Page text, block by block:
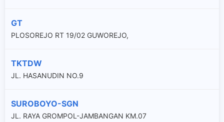
GT
PLOSOREJO RT 19/02 GUWOREJO,
TKTDW
JL. HASANUDIN NO.9
SUROBOYO-SGN
JL. RAYA GROMPOL-JAMBANGAN KM.07